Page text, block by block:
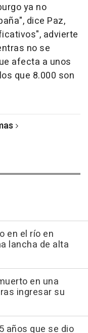
ya no
dice Paz,
advierte
no se
afecta a unos
que 8.000 son
en el río en
lancha de alta
en una
ingresar su
años que se dio